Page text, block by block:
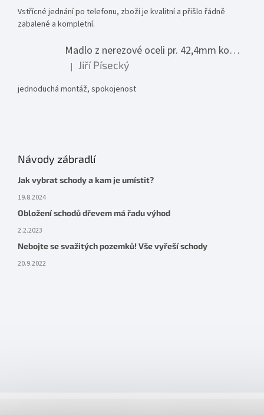
Vstřícné jednání po telefonu, zboží je kvalitní a přišlo řádně
zabalené a kompletní.
Madlo z nerezové oceli pr. 42,4mm komplet - model 0116 - 3000mm
Hodnocení produktu je 5 z 5 hvězdiček.
| Jiří Písecký
jednoduchá montáž, spokojenost
Návody zábradlí
Jak vybrat schody a kam je umístit?
19.8.2024
Obložení schodů dřevem má řadu výhod
2.2.2023
Nebojte se svažitých pozemků! Vše vyřeší schody
20.9.2022